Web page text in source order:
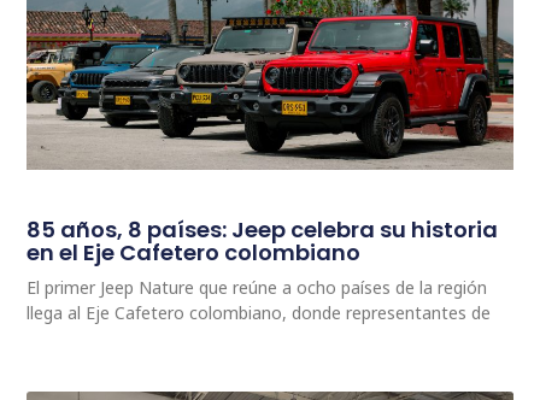
85 años, 8 países: Jeep celebra su historia
en el Eje Cafetero colombiano
El primer Jeep Nature que reúne a ocho países de la región
llega al Eje Cafetero colombiano, donde representantes de